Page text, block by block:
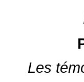
Les